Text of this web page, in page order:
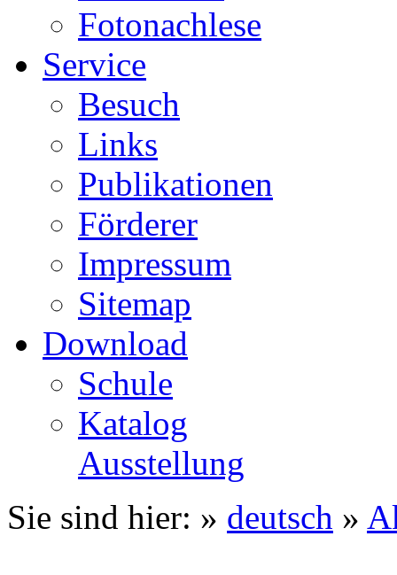
Fotonachlese
Service
Besuch
Links
Publikationen
Förderer
Impressum
Sitemap
Download
Schule
Katalog
Ausstellung
Sie sind hier: » deutsch »